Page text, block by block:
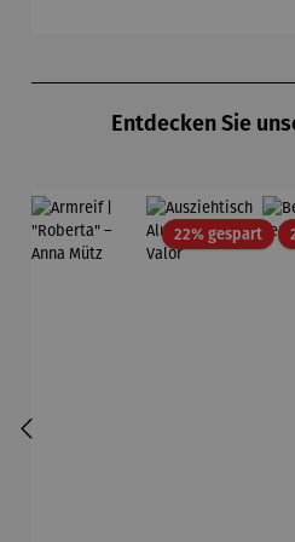
Entdecken Sie
22% gespart